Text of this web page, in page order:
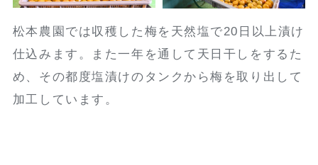
松本農園では収穫した梅を天然塩で20日以上漬け
仕込みます。また一年を通して天日干しをするた
め、その都度塩漬けのタンクから梅を取り出して
加工しています。